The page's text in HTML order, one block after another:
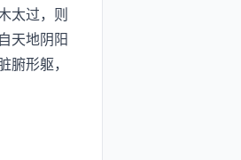
太过，则
天地阴阳
形躯，